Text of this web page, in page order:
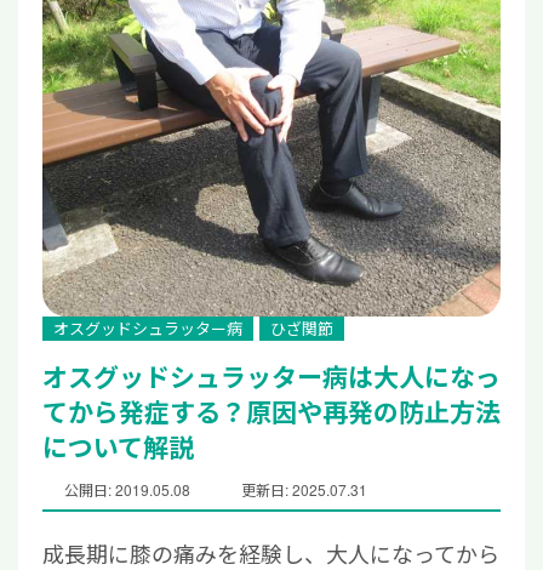
オスグッドシュラッター病 ひざ関節
オスグッドシュラッター病は大人になっ
てから発症する？原因や再発の防止方法
について解説
公開日: 2019.05.08 更新日: 2025.07.31
成長期に膝の痛みを経験し、大人になってから